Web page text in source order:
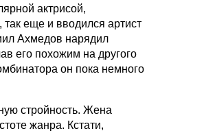
актрисой,
еще и вводился артист
Ахмедов нарядил
его похожим на другого
он пока немного
стройность. Жена
жанра. Кстати,